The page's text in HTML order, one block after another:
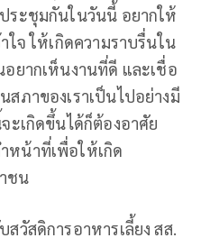
ระชุมกันในวันนี้ อยากให้
ใจ ให้เกิดความราบรื่นใน
ยากเห็นงานที่ดี และเชื่อ
ภาของเราเป็นไปอย่างมี
ะเกิดขึ้นได้ก็ต้องอาศัย
หน้าที่เพื่อให้เกิด
ชน
วัสดิการอาหารเลี้ยง สส.